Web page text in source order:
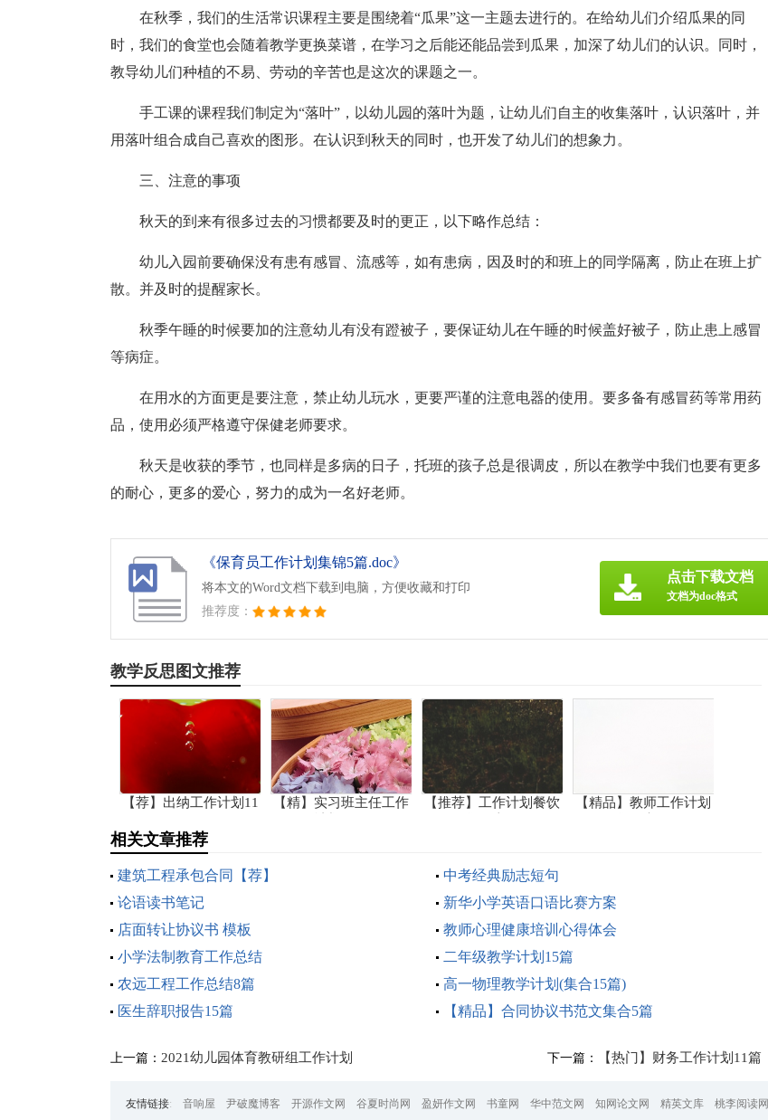
在秋季，我们的生活常识课程主要是围绕着“瓜果”这一主题去进行的。在给幼儿们介绍瓜果的同
时，我们的食堂也会随着教学更换菜谱，在学习之后能还能品尝到瓜果，加深了幼儿们的认识。同时，
教导幼儿们种植的不易、劳动的辛苦也是这次的课题之一。
手工课的课程我们制定为“落叶”，以幼儿园的落叶为题，让幼儿们自主的收集落叶，认识落叶，并
用落叶组合成自己喜欢的图形。在认识到秋天的同时，也开发了幼儿们的想象力。
三、注意的事项
秋天的到来有很多过去的习惯都要及时的更正，以下略作总结：
幼儿入园前要确保没有患有感冒、流感等，如有患病，因及时的和班上的同学隔离，防止在班上扩
散。并及时的提醒家长。
秋季午睡的时候要加的注意幼儿有没有蹬被子，要保证幼儿在午睡的时候盖好被子，防止患上感冒
等病症。
在用水的方面更是要注意，禁止幼儿玩水，更要严谨的注意电器的使用。要多备有感冒药等常用药
品，使用必须严格遵守保健老师要求。
秋天是收获的季节，也同样是多病的日子，托班的孩子总是很调皮，所以在教学中我们也要有更多
的耐心，更多的爱心，努力的成为一名好老师。
《保育员工作计划集锦5篇.doc》
将本文的Word文档下载到电脑，方便收藏和打印
推荐度：
点击下载文档
文档为doc格式
教学反思图文推荐
【荐】出纳工作计划11
【精】实习班主任工作
【推荐】工作计划餐饮
【精品】教师工作计划
相关文章推荐
建筑工程承包合同【荐】
中考经典励志短句
论语读书笔记
新华小学英语口语比赛方案
店面转让协议书 模板
教师心理健康培训心得体会
小学法制教育工作总结
二年级教学计划15篇
农远工程工作总结8篇
高一物理教学计划(集合15篇)
医生辞职报告15篇
【精品】合同协议书范文集合5篇
上一篇： 2021幼儿园体育教研组工作计划 下一篇： 【热门】财务工作计划11篇
友情链接: 音响屋 尹破魔博客 开源作文网 谷夏时尚网 盈妍作文网 书童网 华中范文网 知网论文网 精英文库 桃李阅读网